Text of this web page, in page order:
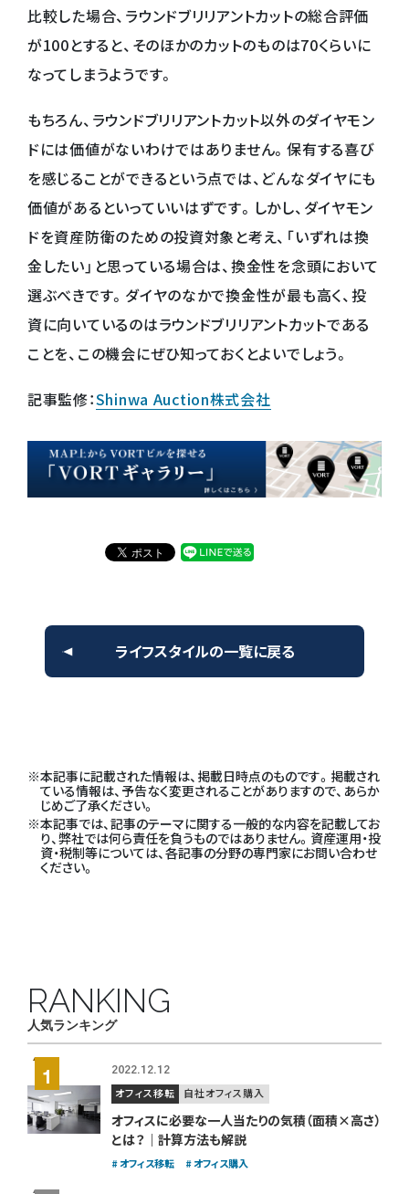
比較した場合、ラウンドブリリアントカットの総合評価
が100とすると、そのほかのカットのものは70くらいに
なってしまうようです。
もちろん、ラウンドブリリアントカット以外のダイヤモン
ドには価値がないわけではありません。保有する喜び
を感じることができるという点では、どんなダイヤにも
価値があるといっていいはずです。しかし、ダイヤモン
ドを資産防衛のための投資対象と考え、「いずれは換
金したい」と思っている場合は、換金性を念頭において
選ぶべきです。ダイヤのなかで換金性が最も高く、投
資に向いているのはラウンドブリリアントカットである
ことを、この機会にぜひ知っておくとよいでしょう。
記事監修：Shinwa Auction株式会社
ライフスタイルの一覧に戻る
本記事に記載された情報は、掲載日時点のものです。掲載され
ている情報は、予告なく変更されることがありますので、あらか
じめご了承ください。
本記事では、記事のテーマに関する一般的な内容を記載してお
り、弊社では何ら責任を負うものではありません。資産運用・投
資・税制等については、各記事の分野の専門家にお問い合わせ
ください。
人気ランキング
RANKING
2022.12.12
オフィス移転 自社オフィス購入
オフィスに必要な一人当たりの気積（面積×高さ）
とは？｜計算方法も解説
オフィス移転 オフィス購入